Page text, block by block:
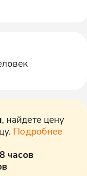
, найдете цену
Подробнее
часов